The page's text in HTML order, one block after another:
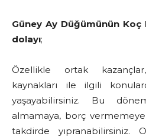
Güney Ay Düğümünün Koç
dolayı;
Özellikle ortak
kaynakları ile ilgili
yaşayabilirsiniz. Bu
almamaya, borç
takdirde yıpranabilirsiniz.